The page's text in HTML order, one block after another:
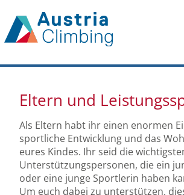
Eltern und
Als Eltern habt ihr einen enormen
sportliche Entwicklung und das
eures Kindes. Ihr seid die
Unterstützungspersonen, die ein
oder eine junge Sportlerin haben
Um euch dabei zu unterstützen,